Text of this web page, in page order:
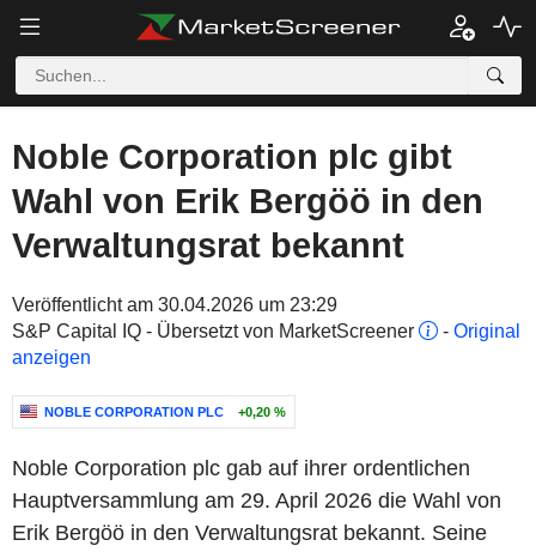
Noble Corporation plc gibt
Wahl von Erik Bergöö in den
Verwaltungsrat bekannt
Veröffentlicht am 30.04.2026 um 23:29
S&P Capital IQ - Übersetzt von MarketScreener
- Original
anzeigen
NOBLE CORPORATION PLC +0,20 %
Noble Corporation plc gab auf ihrer ordentlichen
Hauptversammlung am 29. April 2026 die Wahl von
Erik Bergöö in den Verwaltungsrat bekannt. Seine